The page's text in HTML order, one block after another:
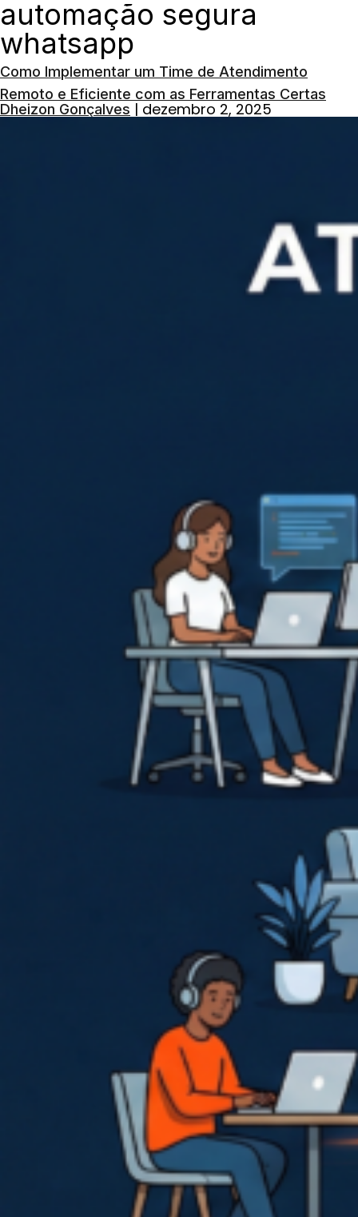
automação segura
whatsapp
Como Implementar um Time de Atendimento
Remoto e Eficiente com as Ferramentas Certas
Dheizon Gonçalves | dezembro 2, 2025